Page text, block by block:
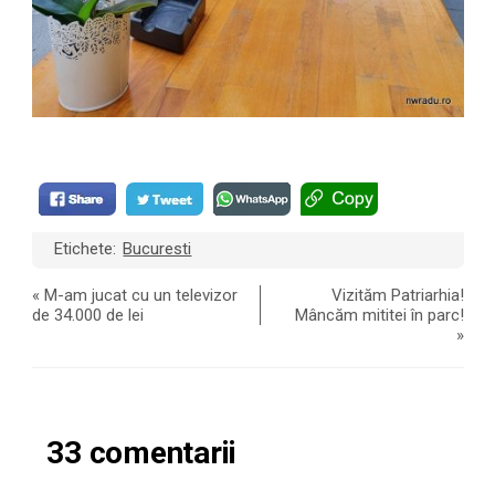
Etichete: Bucuresti
«M-am jucat cu un televizor
de 34.000 de lei
Vizităm Patriarhia!
Mâncăm mititei în parc!
»
33 comentarii